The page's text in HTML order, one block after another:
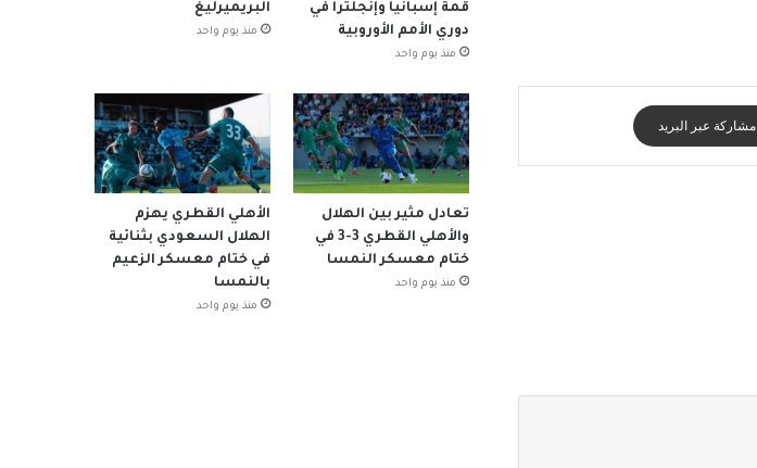
مشاركة عبر البريد
قمة إسبانيا وإنجلترا في
دوري الأمم الأوروبية
منذ يوم واحد
البريميرليغ
منذ يوم واحد
تعادل مثير بين الهلال
والأهلي القطري 3-3 في
ختام معسكر النمسا
منذ يوم واحد
الأهلي القطري يهزم
الهلال السعودي بثنائية
في ختام معسكر الزعيم
بالنمسا
منذ يوم واحد